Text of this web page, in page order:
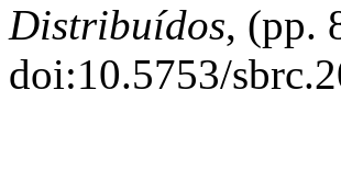
Distribuídos, (pp.
doi:10.5753/